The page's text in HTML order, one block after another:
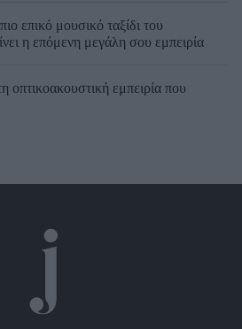
επικό μουσικό ταξίδι του
η επόμενη μεγάλη σου εμπειρία
εμπειρία που